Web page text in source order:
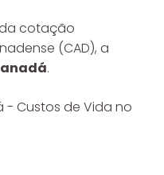
da cotação
(CAD), a
.